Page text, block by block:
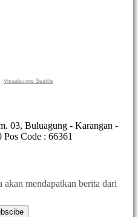
Visualscope Seattle
03, Buluagung - Karangan -
Code : 66361
mendapatkan berita dari